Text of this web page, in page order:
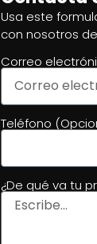
Usa este
con nosotros
Correo
Teléfono
¿De qué va tu